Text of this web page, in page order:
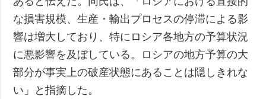
な損害規模、生産・輸出プロセスの停滞による影
響は増大しており、特にロシア各地方の予算状況
に悪影響を及ぼしている。ロシアの地方予算の大
部分が事実上の破産状態にあることは隠しきれな
い」と指摘した。